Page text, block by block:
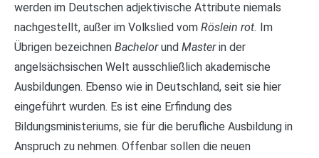
werden im Deutschen adjektivische Attribute niemals
nachgestellt, außer im Volkslied vom Röslein rot. Im
Übrigen bezeichnen Bachelorund Masterin der
angelsächsischen Welt ausschließlich akademische
Ausbildungen. Ebenso wie in Deutschland, seit sie hier
eingeführt wurden. Es ist eine Erfindung des
Bildungsministeriums, sie für die berufliche Ausbildung in
Anspruch zu nehmen. Offenbar sollen die neuen